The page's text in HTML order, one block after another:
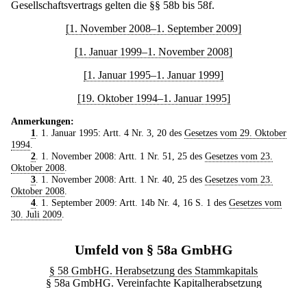
Gesellschaftsvertrags gelten die §§ 58b bis 58f.
[1. November 2008–1. September 2009]
[1. Januar 1999–1. November 2008]
[1. Januar 1995–1. Januar 1999]
[19. Oktober 1994–1. Januar 1995]
Anmerkungen:
1
. 1. Januar 1995: Artt. 4 Nr. 3, 20 des Gesetzes vom 29. Oktober
1994
2. 1. November 2008: Artt. 1 Nr. 51, 25 des Gesetzes vom 23.
Oktober 2008
3. 1. November 2008: Artt. 1 Nr. 40, 25 des Gesetzes vom 23.
Oktober 2008
4. 1. September 2009: Artt. 14b Nr. 4, 16 S. 1 des Gesetzes vom
30. Juli 2009
Umfeld von § 58a GmbHG
§ 58 GmbHG. Herabsetzung des Stammkapitals
§ 58a GmbHG. Vereinfachte Kapitalherabsetzung